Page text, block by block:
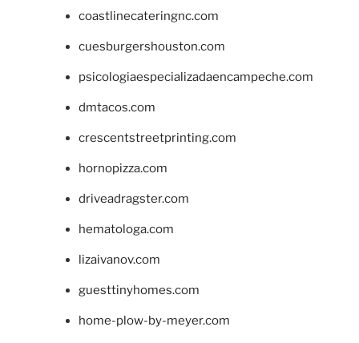
coastlinecateringnc.com
cuesburgershouston.com
psicologiaespecializadaencampeche.com
dmtacos.com
crescentstreetprinting.com
hornopizza.com
driveadragster.com
hematologa.com
lizaivanov.com
guesttinyhomes.com
home-plow-by-meyer.com